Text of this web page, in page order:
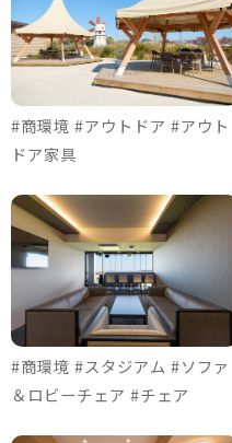
#商環境 #アウトドア #アウト
ドア家具
#商環境 #スタジアム #ソファ
＆ロビーチェア #チェア